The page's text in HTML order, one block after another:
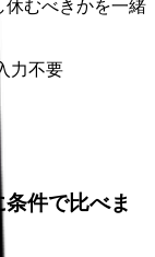
休むべきかを一緒
力不要
件で比べま